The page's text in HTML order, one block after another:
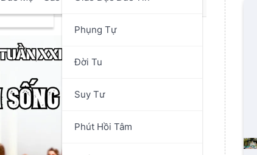
Phụng Tự
Đời Tu
Suy Tư
Phút Hồi Tâm